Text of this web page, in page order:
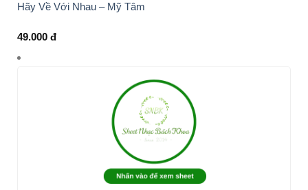
Hãy Về Với Nhau – Mỹ Tâm
49.000 đ